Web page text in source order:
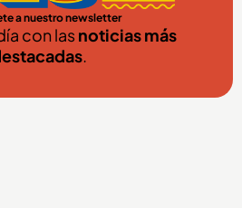
a nuestro newsletter
con lasnoticias más
.